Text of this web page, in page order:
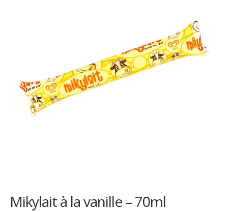
Mikylait à la vanille – 70ml